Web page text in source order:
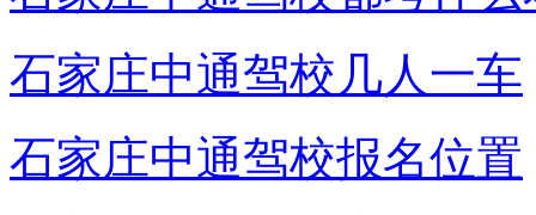
石家庄中通驾校几人一车
石家庄中通驾校报名位置